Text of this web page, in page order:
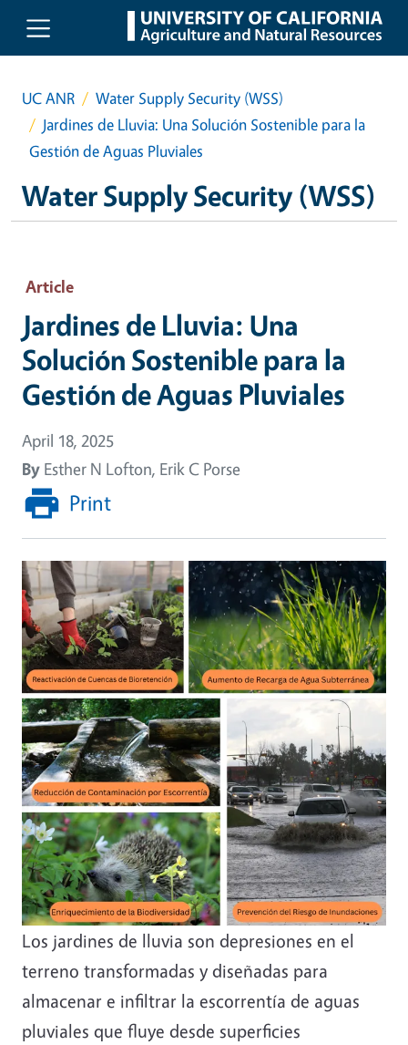
Skip to main content
UC ANR
Water Supply Security (WSS)
Jardines de Lluvia: Una Solución Sostenible para la
Gestión de Aguas Pluviales
Water Supply Security (WSS)
Article
Jardines de Lluvia: Una
Solución Sostenible para la
Gestión de Aguas Pluviales
April 18, 2025
By Esther N Lofton, Erik C Porse
Print
Image
Los jardines de lluvia son depresiones en el
terreno transformadas y diseñadas para
almacenar e infiltrar la escorrentía de aguas
pluviales que fluye desde superficies